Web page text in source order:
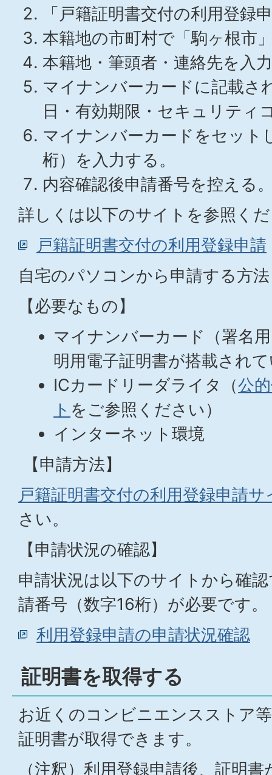
「戸籍証明書交付の利用登録
本籍地の市町村で「駒ヶ根市
本籍地・筆頭者・連絡先を入
マイナンバーカードに記載さ
日・有効期限・セキュリティ
マイナンバーカードをセット
桁）を入力する。
内容確認後申請番号を控える
詳しくは以下のサイトを参照く
戸籍証明書交付の利用登録申請
自宅のパソコンから申請する方法
【必要なもの】
マイナンバーカード（署名
明用電子証明書が搭載され
ICカードリーダライタ（公
ト をご参照ください）
インターネット環境
【申請方法】
戸籍証明書交付の利用登録申請サ
さい。
【申請状況の確認】
申請状況は以下のサイトから確
請番号（数字16桁）が必要です。
利用登録申請の申請状況確認
証明書を取得する
お近くのコンビニエンスストア
証明書が取得できます。
（注釈）利用登録申請後、証明